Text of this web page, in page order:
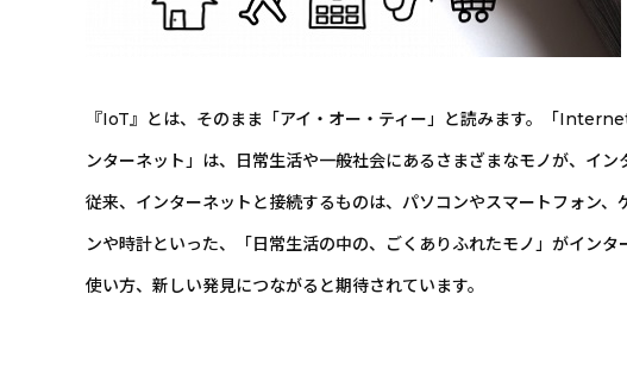
『IoT』とは、そのまま「アイ・オー・ティー」と読みます。「
ンターネット」は、日常生活や一般社会にあるさまざまなモノが、イ
従来、インターネットと接続するものは、パソコンやスマートフォン
ンや時計といった、「日常生活の中の、ごくありふれたモノ」がイン
使い方、新しい発見につながると期待されています。